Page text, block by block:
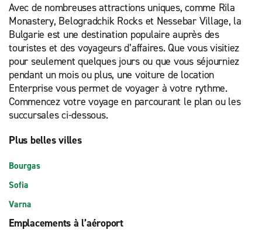
Avec de nombreuses attractions uniques, comme Rila
Monastery, Belogradchik Rocks et Nessebar Village, la
Bulgarie est une destination populaire auprès des
touristes et des voyageurs d’affaires. Que vous visitiez
pour seulement quelques jours ou que vous séjourniez
pendant un mois ou plus, une voiture de location
Enterprise vous permet de voyager à votre rythme.
Commencez votre voyage en parcourant le plan ou les
succursales ci-dessous.
Plus belles villes
Bourgas
Sofia
Varna
Emplacements à l’aéroport